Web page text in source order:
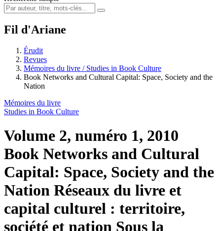
Fil d'Ariane
Érudit
Revues
Mémoires du livre / Studies in Book Culture
Book Networks and Cultural Capital: Space, Society and the
Nation
Mémoires du livre
Studies in Book Culture
Volume 2, numéro 1, 2010
Book Networks and Cultural
Capital: Space, Society and the
Nation Réseaux du livre et
capital culturel : territoire,
société et nation Sous la